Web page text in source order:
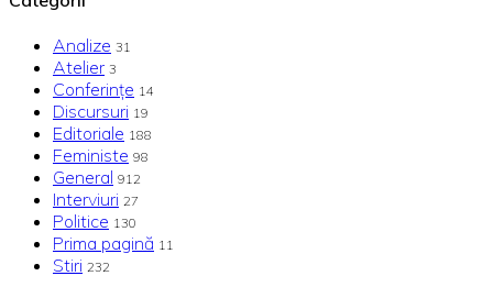
Analize 31
Atelier 3
Conferințe 14
Discursuri 19
Editoriale 188
Feministe 98
General 912
Interviuri 27
Politice 130
Prima pagină 11
Stiri 232